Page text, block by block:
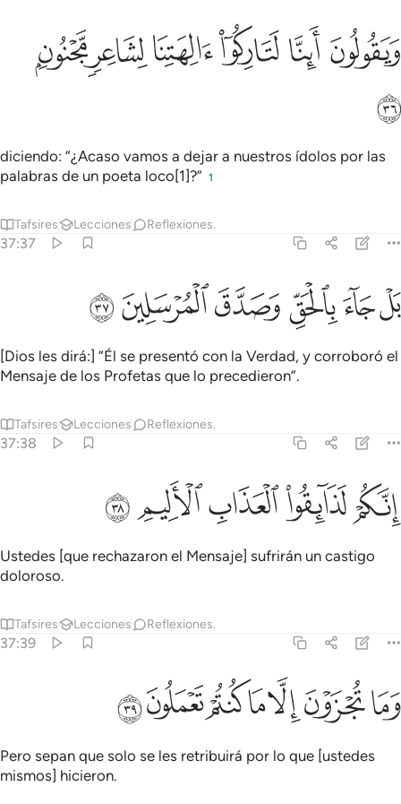
ويقولون اينا لتاركو الهتنا لشاعر مجنون ٣٦
وَيَقُولُونَ أَئِنَّا لَتَارِكُوٓا۟ ءَالِهَتِنَا لِشَاعِرٍۢ مَّجْنُونٍۭ ٣٦
ﲍ ﲎﲏﲐﲑﲒ
ﲓ
diciendo: “¿Acaso vamos a dejar a nuestros ídolos por las
palabras de un poeta loco[1]?” 1
Tafsires Lecciones Reflexiones.
37:37
بل جاء بالحق وصدق المرسلين ٣٧
بَلْ جَآءَ بِٱلْحَقِّ وَصَدَّقَ ٱلْمُرْسَلِينَ ٣٧
ﲔﲕﲖﲗﲘﲙ
[Dios les dirá:] “Él se presentó con la Verdad, y corroboró el
Mensaje de los Profetas que lo precedieron”.
Tafsires Lecciones Reflexiones.
37:38
انكم لذايقو العذاب الاليم ٣٨
إِنَّكُمْ لَذَآئِقُوا۟ ٱلْعَذَابِ ٱلْأَلِيمِ ٣٨
ﲚﲛﲜﲝﲞ
Ustedes [que rechazaron el Mensaje] sufrirán un castigo
doloroso.
Tafsires Lecciones Reflexiones.
37:39
وما تجزون الا ما كنتم تعملون ٣٩
وَمَا تُجْزَوْنَ إِلَّا مَا كُنتُمْ تَعْمَلُونَ ٣٩
ﲟﲠﲡﲢﲣﲤﲥ
Pero sepan que solo se les retribuirá por lo que [ustedes
mismos] hicieron.